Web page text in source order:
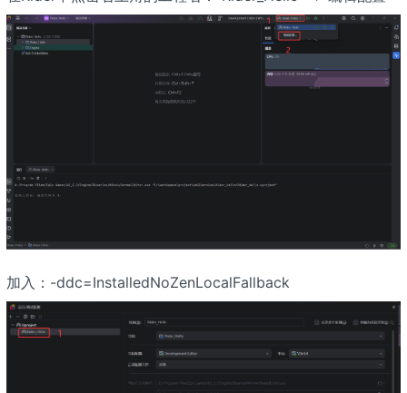
加入：-ddc=InstalledNoZenLocalFallback